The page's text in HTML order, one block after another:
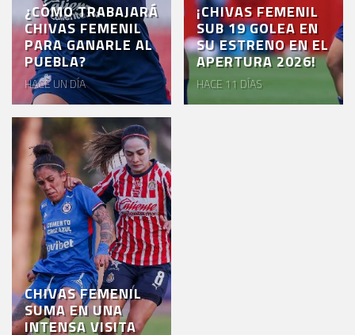
¿CÓMO TRABAJARÁ
CHIVAS FEMENIL
PARA GANARLE AL
PUEBLA?
HACE UN DÍA
¡CHIVAS FEMENIL
SUB 19 GOLEA EN
SU ESTRENO EN EL
APERTURA 2026!
HACE 11 DÍAS
CHIVAS FEMENIL
SUMA EN UNA
INTENSA VISITA